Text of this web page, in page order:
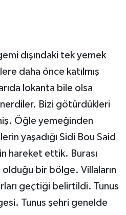
dışındaki tek yemek
daha önce katılmış
lokanta bile olsa
Bizi götürdükleri
Öğle yemeğinden
yaşadığı Sidi Bou Said
hareket ettik. Burası
olduğu bir bölge. Villaların
geçtiği belirtildi. Tunus
Tunus şehri genelde